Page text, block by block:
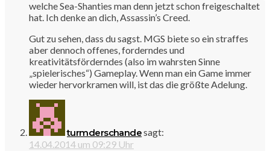
welche Sea-Shanties man denn jetzt schon freigeschaltet
hat. Ich denke an dich, Assassin’s Creed.
Gut zu sehen, dass du sagst. MGS biete so ein straffes
aber dennoch offenes, forderndes und
kreativitätsförderndes (also im wahrsten Sinne
„spielerisches“) Gameplay. Wenn man ein Game immer
wieder hervorkramen will, ist das die größte Adelung.
turmderschandesagt:
14.04.2014 um 09:29 Uhr